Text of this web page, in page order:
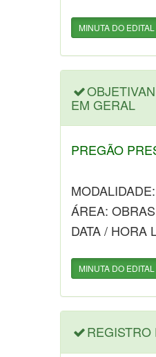
MINUTA DO EDITAL
EM GERAL
PREGÃO
ÁREA:
DATA / HORA
MINUTA DO EDITAL